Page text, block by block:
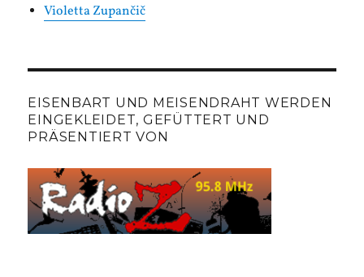
Violetta Zupančič
EISENBART UND MEISENDRAHT WERDEN
EINGEKLEIDET, GEFÜTTERT UND
PRÄSENTIERT VON